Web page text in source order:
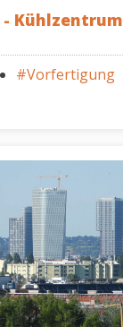
- Kühlzentrum
#Vorfertigung